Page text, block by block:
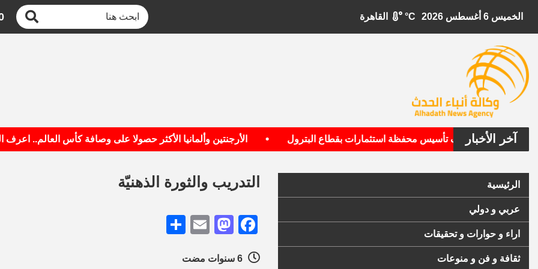
الخميس 6 أغسطس 2026 °C
آخر الأخبار
تستهدف تأسيس محفظة استثمارات بقطاع البترول • الأرجنتين وألمانيا الأكثر حصولا على وصافة كأس العالم.. اعرف القائمة
الرئيسية
عربي و دولي
اراء و حوارات و تحقيقات
ثقافة و فن و منوعات
التدريب والثورة الذهنيّة
Facebook
Mastodon
Email